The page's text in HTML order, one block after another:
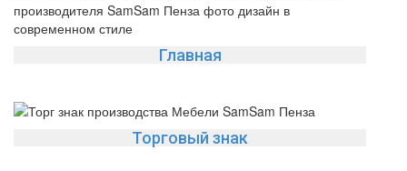
Главная
Торговый знак